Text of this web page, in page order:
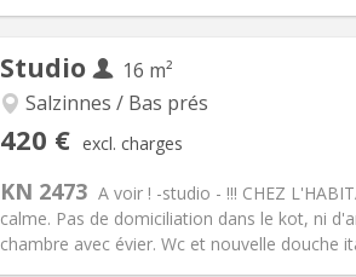
Studio
16 m²
Salzinnes / Bas prés
420 € excl. charges
KN 2473 A voir ! -studio - !!! CHEZ
calme. Pas de domiciliation dans le kot, ni
chambre avec évier. Wc et nouvelle douche
Arrangement
Bathroom:Private bathroom
Surface:16 m2